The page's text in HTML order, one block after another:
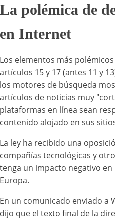
La polémica de
en Internet
Los elementos más
artículos 15 y 17 (antes 11 y
los motores de búsqueda
artículos de noticias muy
plataformas en línea sean
contenido alojado en sus
La ley ha recibido una
compañías tecnológicas y
tenga un impacto negativo
Europa.
En un comunicado enviado a
dijo que el texto final de la